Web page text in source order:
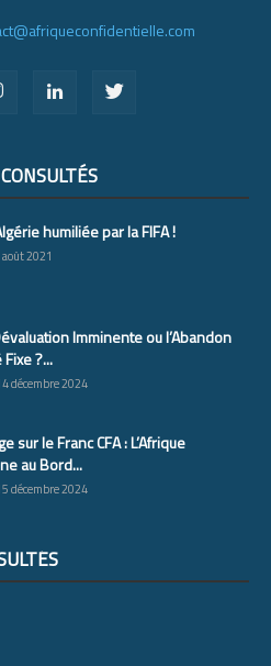
humiliée par la FIFA !
août 2021
Imminente ou l’Abandon
?...
décembre 2024
sur le Franc CFA : L’Afrique
au Bord...
décembre 2024